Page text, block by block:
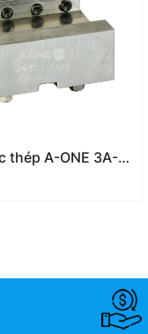
thép A-ONE 3A-
(Bộ 12 cái) | Steel